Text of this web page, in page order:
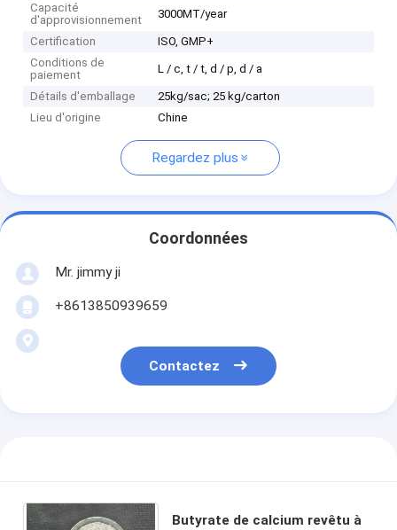
Capacité
d'approvisionnement
3000MT/year
Certification
ISO, GMP+
Conditions de
paiement
L / c, t / t, d / p, d / a
Détails d'emballage
25kg/sac; 25 kg/carton
Lieu d'origine
Chine
Regardez plus
Coordonnées
Mr. jimmy ji
+8613850939659
Contactez
Butyrate de calcium revêtu à